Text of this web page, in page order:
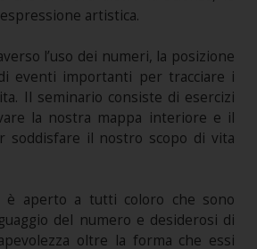
artistica.
l’uso dei numeri, la posizione
eventi importanti per tracciare i
Il seminario consiste di esercizi
la nostra mappa interiore e il
soddisfare il nostro scopo di vita
è aperto a tutti coloro che sono
del numero e desiderosi di
oltre la forma che essi